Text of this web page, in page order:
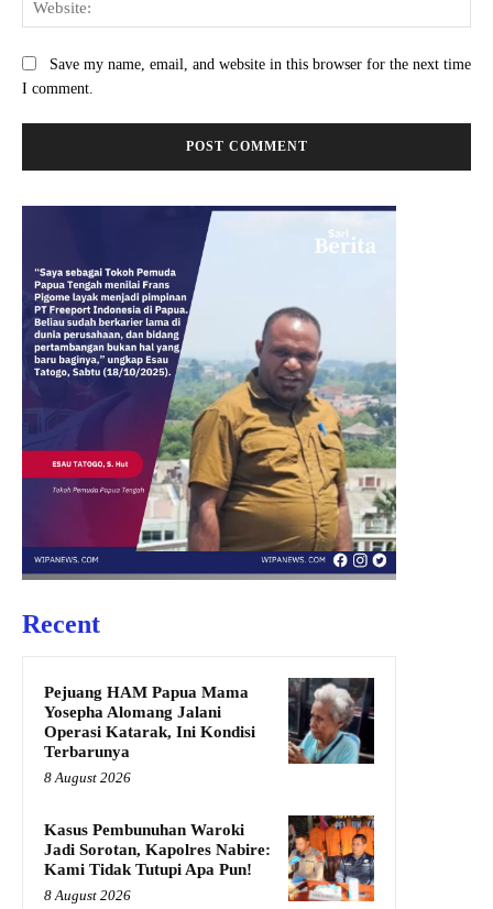
Save my name, email, and website in this browser for the next time
I comment.
Recent
Pejuang HAM Papua Mama
Yosepha Alomang Jalani
Operasi Katarak, Ini Kondisi
Terbarunya
8 August 2026
Kasus Pembunuhan Waroki
Jadi Sorotan, Kapolres Nabire:
Kami Tidak Tutupi Apa Pun!
8 August 2026